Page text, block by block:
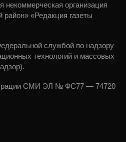
некоммерческая организация
«Редакция газеты
службой по надзору
технологий и массовых
СМИ ЭЛ № ФС77 — 74720